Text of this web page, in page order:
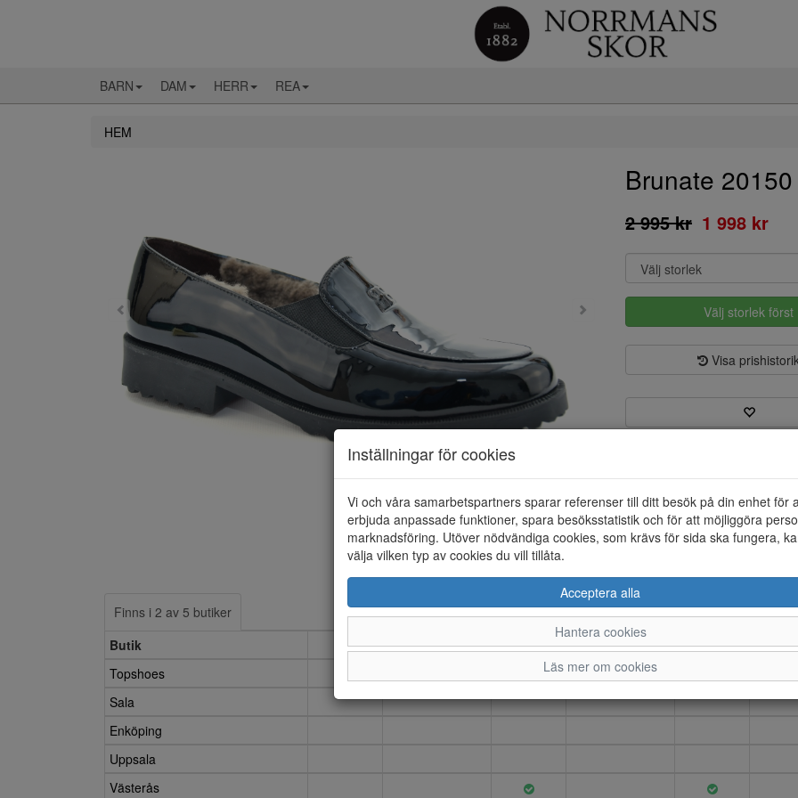
BARN DAM HERR REA
HEM
Brunate 20150
2 995 kr 1 998 kr
Välj storlek först
Visa
Färg: Svart
Loafer i skinnlack.
Finns i 2 av 5 butiker
Butik
37 37.5 38 38.5 39
Topshoes
Sala
Enköping
Uppsala
Västerås
Inställningar för cookies
Vi och våra samarbetspartners sparar referenser till ditt besök på din enhet för
erbjuda anpassade funktioner, spara besöksstatistik och för att möjliggöra
marknadsföring. Utöver nödvändiga cookies, som krävs för sida ska fungera,
välja vilken typ av cookies du vill tillåta.
Acceptera alla
Hantera cookies
Läs mer om cookies